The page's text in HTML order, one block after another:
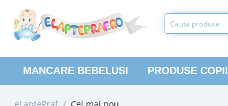
MANCARE BEBELUSI PRODUSE COPII